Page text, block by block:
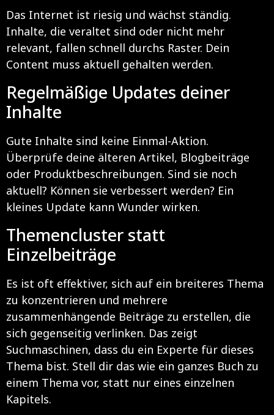
Das Internet ist riesig und wächst ständig.
Inhalte, die veraltet sind oder nicht mehr
relevant, fallen schnell durchs Raster. Dein
Content muss aktuell gehalten werden.
Regelmäßige Updates deiner
Inhalte
Gute Inhalte sind keine Einmal-Aktion.
Überprüfe deine älteren Artikel, Blogbeiträge
oder Produktbeschreibungen. Sind sie noch
aktuell? Können sie verbessert werden? Ein
kleines Update kann Wunder wirken.
Themencluster statt
Einzelbeiträge
Es ist oft effektiver, sich auf ein breiteres Thema
zu konzentrieren und mehrere
zusammenhängende Beiträge zu erstellen, die
sich gegenseitig verlinken. Das zeigt
Suchmaschinen, dass du ein Experte für dieses
Thema bist. Stell dir das wie ein ganzes Buch zu
einem Thema vor, statt nur eines einzelnen
Kapitels.